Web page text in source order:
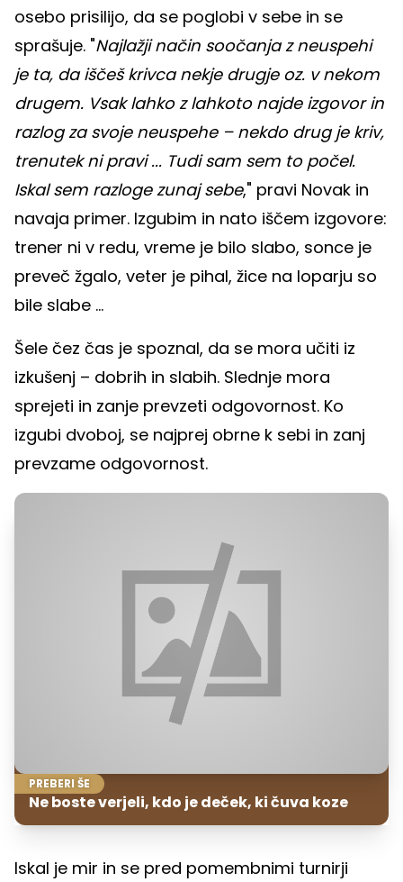
osebo prisilijo, da se poglobi v sebe in se
sprašuje. "Najlažji način soočanja z neuspehi
je ta, da iščeš krivca nekje drugje oz. v nekom
drugem. Vsak lahko z lahkoto najde izgovor in
razlog za svoje neuspehe – nekdo drug je kriv,
trenutek ni pravi ... Tudi sam sem to počel.
Iskal sem razloge zunaj sebe," pravi Novak in
navaja primer. Izgubim in nato iščem izgovore:
trener ni v redu, vreme je bilo slabo, sonce je
preveč žgalo, veter je pihal, žice na loparju so
bile slabe ...
Šele čez čas je spoznal, da se mora učiti iz
izkušenj – dobrih in slabih. Slednje mora
sprejeti in zanje prevzeti odgovornost. Ko
izgubi dvoboj, se najprej obrne k sebi in zanj
prevzame odgovornost.
PREBERI ŠE
Ne boste verjeli, kdo je deček, ki čuva koze
Iskal je mir in se pred pomembnimi turnirji